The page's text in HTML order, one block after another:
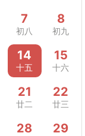
7
初八
8
初九
14
十五
15
十六
21
廿二
22
廿三
28 29